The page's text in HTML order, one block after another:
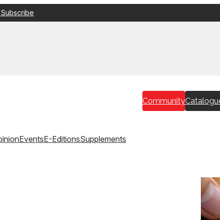
Community
EventsE-EditionsSupplements